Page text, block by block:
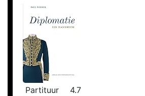
Partituur
4.7